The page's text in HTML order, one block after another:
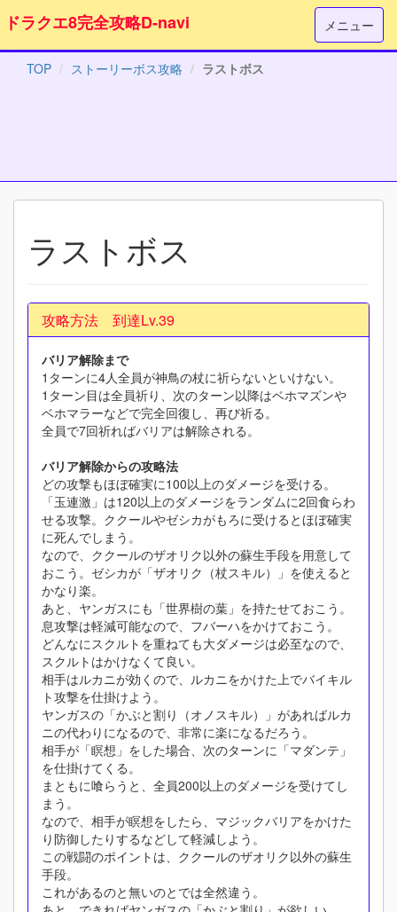
メニュー
ドラクエ8完全攻略D-navi
TOP ストーリーボス攻略 ラストボス
ラストボス
攻略方法 到達Lv.39
バリア解除まで
1ターンに4人全員が神鳥の杖に祈らないといけない。
1ターン目は全員祈り、次のターン以降はベホマズンや
ベホマラーなどで完全回復し、再び祈る。
全員で7回祈ればバリアは解除される。
バリア解除からの攻略法
どの攻撃もほぼ確実に100以上のダメージを受ける。
「玉連激」は120以上のダメージをランダムに2回食らわ
せる攻撃。ククールやゼシカがもろに受けるとほぼ確実
に死んでしまう。
なので、ククールのザオリク以外の蘇生手段を用意して
おこう。ゼシカが「ザオリク（杖スキル）」を使えると
かなり楽。
あと、ヤンガスにも「世界樹の葉」を持たせておこう。
息攻撃は軽減可能なので、フバーハをかけておこう。
どんなにスクルトを重ねても大ダメージは必至なので、
スクルトはかけなくて良い。
相手はルカニが効くので、ルカニをかけた上でバイキル
ト攻撃を仕掛けよう。
ヤンガスの「かぶと割り（オノスキル）」があればルカ
ニの代わりになるので、非常に楽になるだろう。
相手が「瞑想」をした場合、次のターンに「マダンテ」
を仕掛けてくる。
まともに喰らうと、全員200以上のダメージを受けてし
まう。
なので、相手が瞑想をしたら、マジックバリアをかけた
り防御したりするなどして軽減しよう。
この戦闘のポイントは、ククールのザオリク以外の蘇生
手段。
これがあるのと無いのとでは全然違う。